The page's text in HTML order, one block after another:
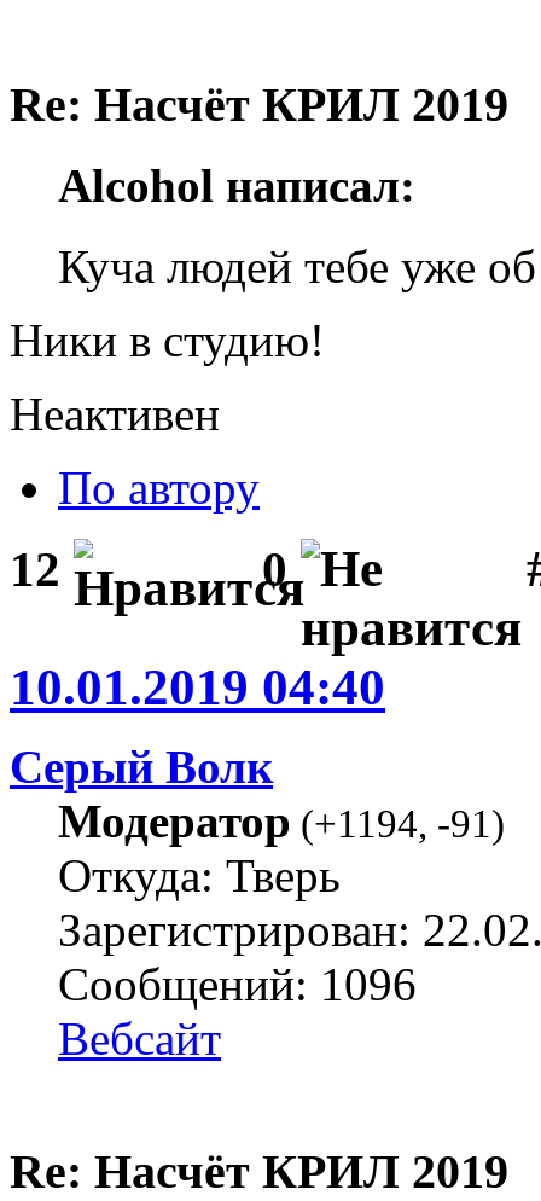
Re: Насчёт КРИЛ 2019
Alcohol написал:
Куча людей тебе уже
Ники в студию!
Неактивен
По автору
12 0
10.01.2019 04:40
Серый Волк
Модератор (+1194, -91)
Откуда: Тверь
Зарегистрирован:
Сообщений: 1096
Вебсайт
Re: Насчёт КРИЛ 2019